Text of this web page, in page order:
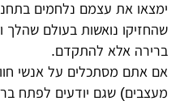
ימצאו את עצמם נלחמים
שהחזיקו נואשות בעולם
ברירה אלא להתקדם.
אם אתם מסתכלים על אנשי
מעצבים) שגם יודעים לפתח